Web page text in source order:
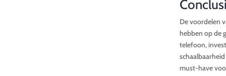
De voordelen
hebben op de
telefoon,
must-have